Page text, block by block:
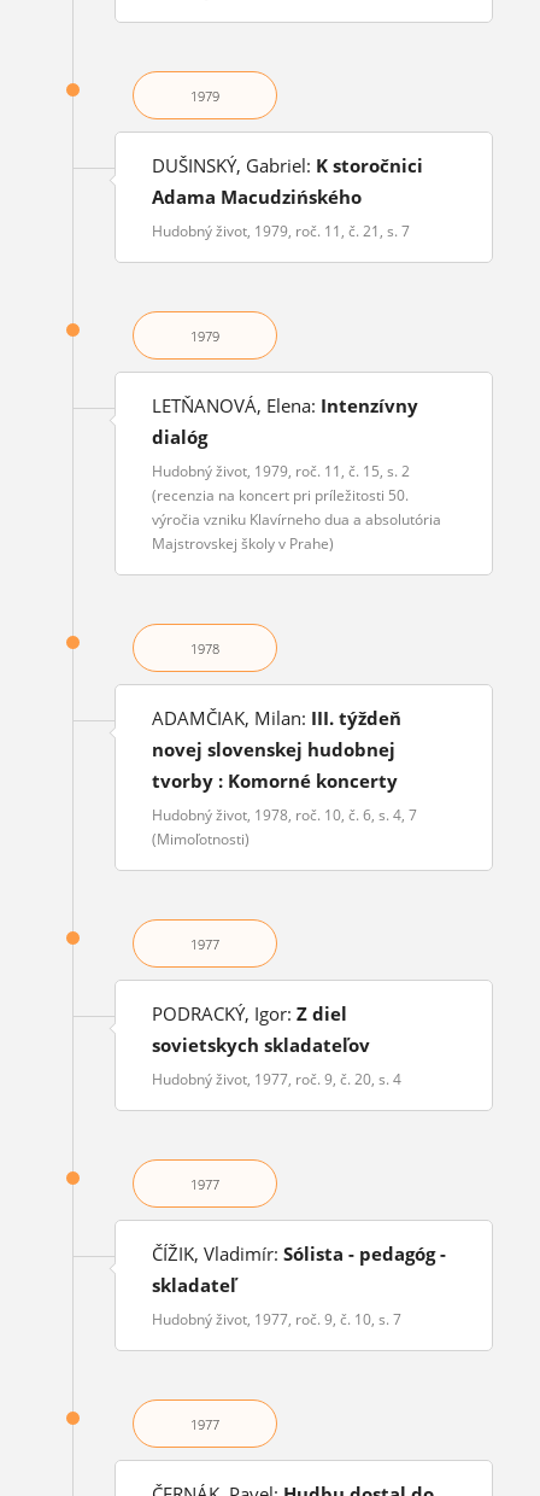
1979
DUŠINSKÝ, Gabriel: K storočnici
Adama Macudzińského
Hudobný život, 1979, roč. 11, č. 21, s. 7
1979
LETŇANOVÁ, Elena: Intenzívny
dialóg
Hudobný život, 1979, roč. 11, č. 15, s. 2
(recenzia na koncert pri príležitosti 50.
výročia vzniku Klavírneho dua a absolutória
Majstrovskej školy v Prahe)
1978
ADAMČIAK, Milan: III. týždeň
novej slovenskej hudobnej
tvorby : Komorné koncerty
Hudobný život, 1978, roč. 10, č. 6, s. 4, 7
(Mimoľotnosti)
1977
PODRACKÝ, Igor: Z diel
sovietskych skladateľov
Hudobný život, 1977, roč. 9, č. 20, s. 4
1977
ČÍŽIK, Vladimír: Sólista - pedagóg -
skladateľ
Hudobný život, 1977, roč. 9, č. 10, s. 7
1977